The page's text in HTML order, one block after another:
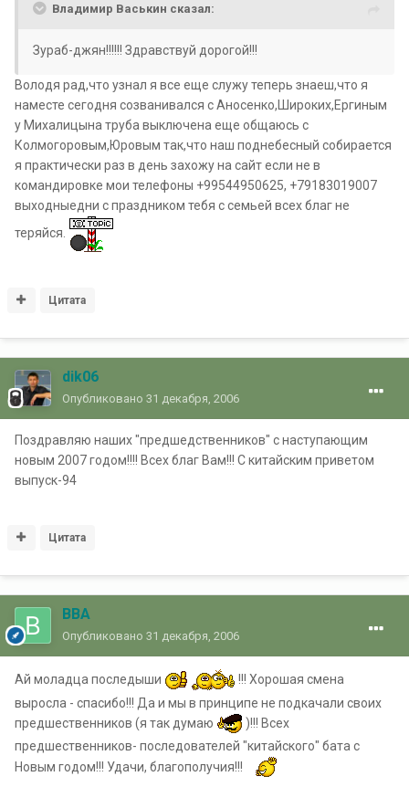
Владимир Васькин сказал:
Зураб-джян!!!!!! Здравствуй дорогой!!!
Володя рад,что узнал я все еще служу теперь знаеш,что я
наместе сегодня созванивался с Аносенко,Широких,Ергиным
у Михалицына труба выключена еще общаюсь с
Колмогоровым,Юровым так,что наш поднебесный собирается
я практически раз в день захожу на сайт если не в
командировке мои телефоны +99544950625, +79183019007
выходныедни с праздником тебя с семьей всех благ не
теряйся.
Цитата
dik06
Опубликовано 31 декабря, 2006
Поздравляю наших "предшедственников" с наступающим
новым 2007 годом!!!! Всех благ Вам!!! С китайским приветом
выпуск-94
Цитата
ВВА
Опубликовано 31 декабря, 2006
Ай моладца последыши
!!! Хорошая смена
выросла - спасибо!!! Да и мы в принципе не подкачали своих
предшественников (я так думаю
)!!! Всех
предшественников- последователей "китайского" бата с
Новым годом!!! Удачи, благополучия!!!